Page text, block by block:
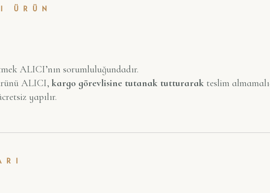
ÜRÜN
ALICI’nın sorumluluğundadır.
ALICI, kargo görevlisine tutanak tutturarak teslim
yapılır.